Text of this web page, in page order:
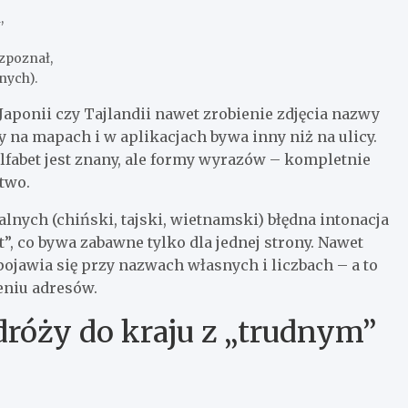
czy Tajlandii nawet zrobienie zdjęcia nazwy
na mapach i w aplikacjach bywa inny niż na ulicy.
jest znany, ale formy wyrazów – kompletnie
(chiński, tajski, wietnamski) błędna intonacja
co bywa zabawne tylko dla jednej strony. Nawet
się przy nazwach własnych i liczbach – a to
adresów.
do kraju z „trudnym”